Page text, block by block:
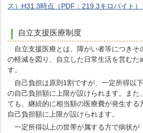
ス）H31.3時点（PDF：219.3キロバイト
自立支援医療制度
自立支援医療とは、障がい者等につきそ
の軽減を図り、自立した日常生活を営むた
す。
自己負担は原則1割ですが、一定所得以
の自己負担額に上限が設けられます。また
ても、継続的に相当額の医療費が発生する
自己負担額に上限が設けられます。
一定所得以上の世帯が属する方で病状が